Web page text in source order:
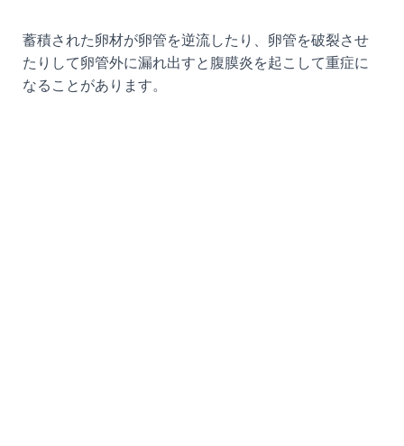
蓄積された卵材が卵管を逆流したり、卵管を破裂させ
たりして卵管外に漏れ出すと腹膜炎を起こして重症に
なることがあります。